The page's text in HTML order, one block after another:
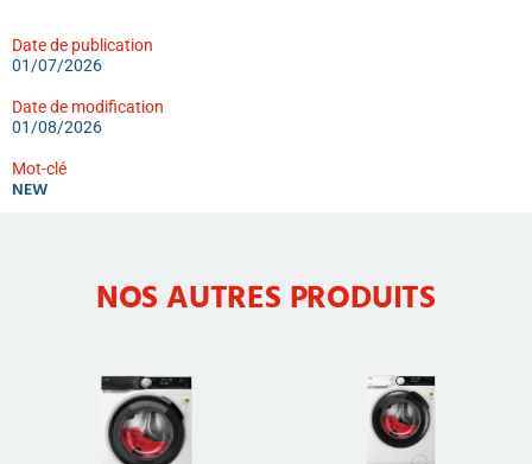
Date de publication
01/07/2026
Date de modification
01/08/2026
Mot-clé
NEW
NOS AUTRES PRODUITS